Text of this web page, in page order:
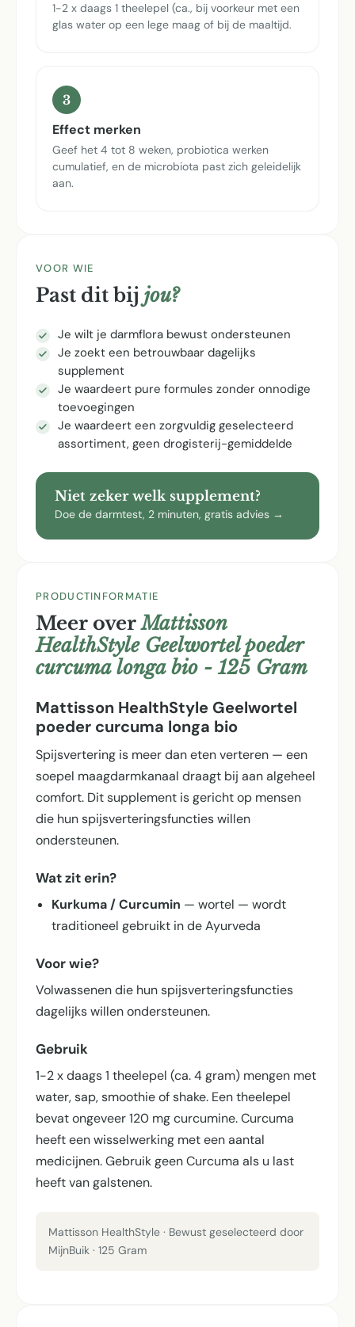
1-2 x daags 1 theelepel (ca., bij voorkeur met een
glas water op een lege maag of bij de maaltijd.
3
Effect merken
Geef het 4 tot 8 weken, probiotica werken
cumulatief, en de microbiota past zich geleidelijk
aan.
VOOR WIE
Past dit bij jou?
Je wilt je darmflora bewust ondersteunen
Je zoekt een betrouwbaar dagelijks
supplement
Je waardeert pure formules zonder onnodige
toevoegingen
Je waardeert een zorgvuldig geselecteerd
assortiment, geen drogisterij-gemiddelde
Niet zeker welk supplement?
Doe de darmtest, 2 minuten, gratis advies →
PRODUCTINFORMATIE
Meer overMattisson
HealthStyle Geelwortel poeder
curcuma longa bio - 125 Gram
Mattisson HealthStyle Geelwortel
poeder curcuma longa bio
Spijsvertering is meer dan eten verteren — een
soepel maagdarmkanaal draagt bij aan algeheel
comfort. Dit supplement is gericht op mensen
die hun spijsverterings­functies willen
ondersteunen.
Wat zit erin?
Kurkuma / Curcumin — wortel — wordt
traditioneel gebruikt in de Ayurveda
Voor wie?
Volwassenen die hun spijsverterings­functies
dagelijks willen ondersteunen.
Gebruik
1-2 x daags 1 theelepel (ca. 4 gram) mengen met
water, sap, smoothie of shake. Een theelepel
bevat ongeveer 120 mg curcumine. Curcuma
heeft een wisselwerking met een aantal
medicijnen. Gebruik geen Curcuma als u last
heeft van galstenen.
Mattisson HealthStyle · Bewust geselecteerd door
MijnBuik · 125 Gram